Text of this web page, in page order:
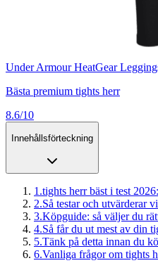
Under Armour HeatGear
Bästa premium tights herr
8.6/10
Innehållsförteckning
1 .tights herr bäst i test
2.Så testar och utvärderar
3.Köpguide: så väljer du
4.Så får du ut mest av din
5.Tänk på detta innan du
6.Vanliga frågor om tights